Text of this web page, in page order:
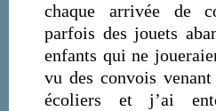
chaque arrivée de
parfois des jouets
enfants qui ne
vu des convois venant
écoliers et j’ai